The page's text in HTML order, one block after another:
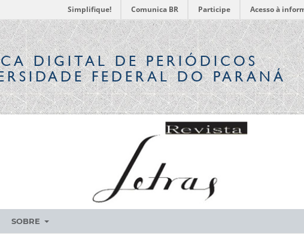
Simplifique! Comunica BR Participe Acesso à
DIGITALDE PERIÓDICOS
FEDERAL DO PARANÁ
SOBRE